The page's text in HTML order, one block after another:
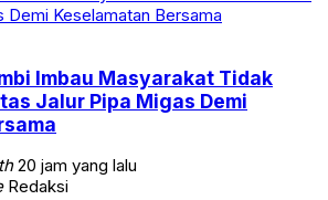
Imbau Masyarakat Tidak
Jalur Pipa Migas Demi
20 jam yang lalu
Redaksi